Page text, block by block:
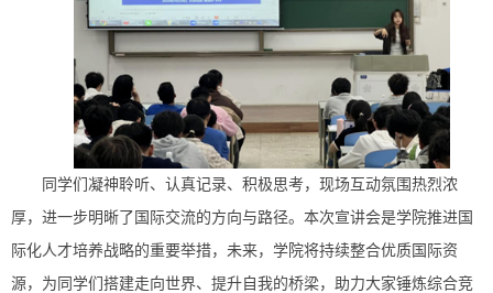
同学们凝神聆听、认真记录、积极思考，现场互动氛围热烈浓
厚，进一步明晰了国际交流的方向与路径。本次宣讲会是学院推进国
际化人才培养战略的重要举措，未来，学院将持续整合优质国际资
源，为同学们搭建走向世界、提升自我的桥梁，助力大家锤炼综合竞